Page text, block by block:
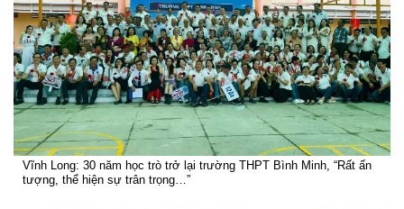
Vĩnh Long: 30 năm học trò trở lại trường THPT Bình Minh, “Rất ấn
tượng, thể hiện sự trân trọng…”